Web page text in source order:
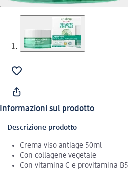
Informazioni sul prodotto
Descrizione prodotto
Crema viso antiage 50ml
Con collagene vegetale
Con vitamina C e provitamina B5